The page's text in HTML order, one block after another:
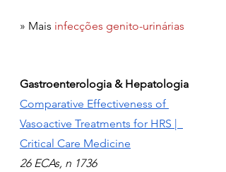
» Mais infecções genito-urinárias
Gastroenterologia & Hepatologia
Comparative Effectiveness of
Vasoactive Treatments for HRS |
Critical Care Medicine
26 ECAs, n 1736